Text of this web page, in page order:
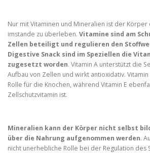
Nur mit Vitaminen und Mineralien ist der
imstande zu überleben. Vitamine sind am
Zellen beteiligt und regulieren den
Digestive Snack sind im Speziellen die
zugesetzt worden. Vitamin A unterstützt die
Aufbau von Zellen und wirkt antioxidativ.
Rolle für die Knochen, während Vitamin E
Zellschutzvitamin ist.
Mineralien kann der Körper nicht selbst
über die Nahrung aufgenommen werden.
nicht unerhebliche Rolle bei der Regulation des